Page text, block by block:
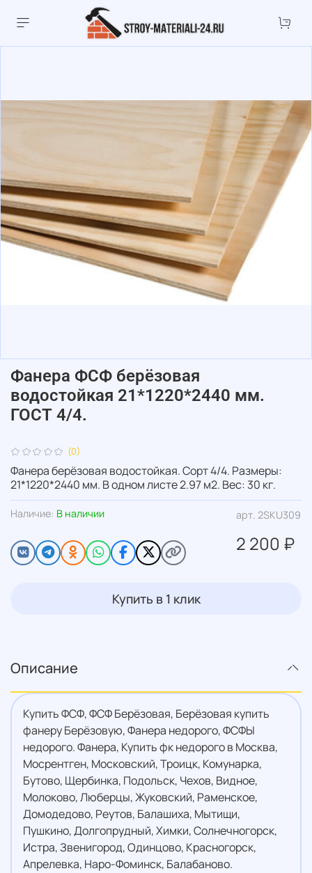
(0)
арт. 2SKU309
Наличие: В наличии
Фанера ФСФ берёзовая
водостойкая 21*1220*2440 мм.
ГОСТ 4/4.
2 200 ₽
Купить в 1 клик
Фанера берёзовая водостойкая. Сорт 4/4. Размеры:
21*1220*2440 мм. В одном листе 2.97 м2. Вес: 30 кг.
Описание
Купить ФСФ, ФСФ Берёзовая, Берёзовая купить
фанеру Берёзовую, Фанера недорого, ФСФЫ
недорого. Фанера, Купить фк недорого в Москва,
Мосрентген, Московский, Троицк, Комунарка,
Бутово, Щербинка, Подольск, Чехов, Видное,
Молоково, Люберцы, Жуковский, Раменское,
Домодедово, Реутов, Балашиха, Мытищи,
Пушкино, Долгопрудный, Химки, Солнечногорск,
Истра, Звенигород, Одинцово, Красногорск,
Апрелевка, Наро-Фоминск, Балабаново.